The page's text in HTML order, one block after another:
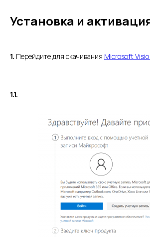
Установка и
1. Перейдите для скачивания Microsoft
1.1.